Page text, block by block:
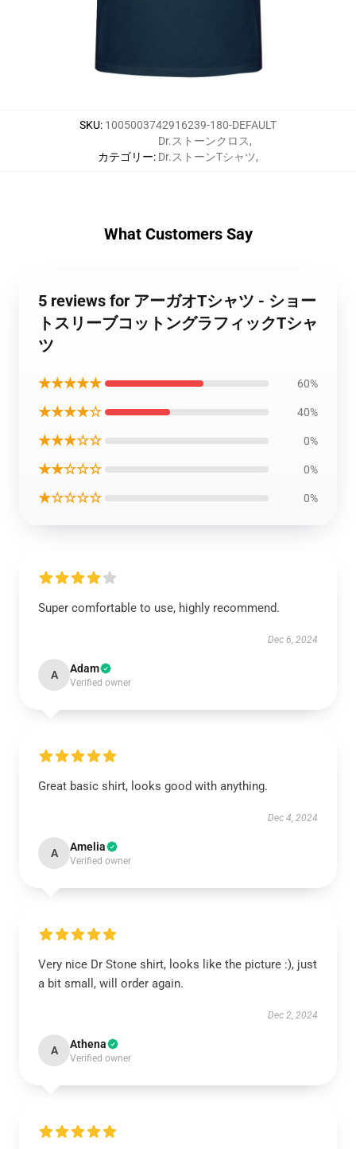
SKU: 1005003742916239-180-DEFAULT
カテゴリー:
Dr.ストーンクロス,
Dr.ストーンTシャツ,
What Customers Say
5 reviews for アーガオTシャツ - ショー
トスリーブコットングラフィックTシャ
ツ
★★★★★ 60%
★★★★☆ 40%
★★★☆☆ 0%
★★☆☆☆ 0%
★☆☆☆☆ 0%
Super comfortable to use, highly recommend.
Dec 6, 2024
A Adam
Verified owner
Great basic shirt, looks good with anything.
Dec 4, 2024
A Amelia
Verified owner
Very nice Dr Stone shirt, looks like the picture :), just
a bit small, will order again.
Dec 2, 2024
A Athena
Verified owner